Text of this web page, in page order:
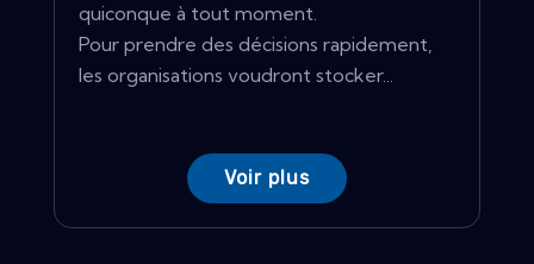
quiconque à tout moment.
Pour prendre des décisions rapidement,
les organisations voudront stocker...
Voir plus